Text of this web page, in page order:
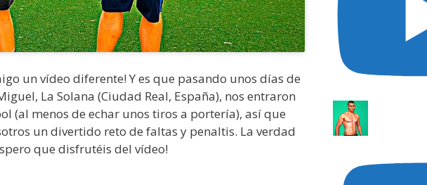
un vídeo diferente! Y es que pasando unos días de
La Solana (Ciudad Real, España), nos entraron
(al menos de echar unos tiros a portería), así que
un divertido reto de faltas y penaltis. La verdad
que disfrutéis del vídeo!